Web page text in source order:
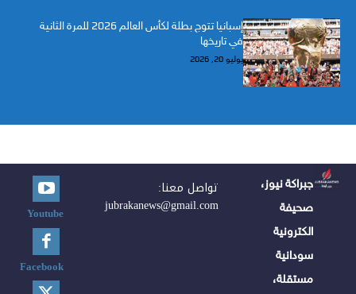
إسبانيا تتوج بطلة لكأس العالم 2026 للمرة الثانية
في تاريخها
يوليو 20, 2026
جبراكة نيوز،
صحيفة
الكترونية
سودانية
مستقلة،
تواصل معنا:
jubrakanews@gmail.com
Youtube
Facebook